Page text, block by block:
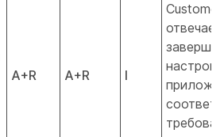
A+R A+R I